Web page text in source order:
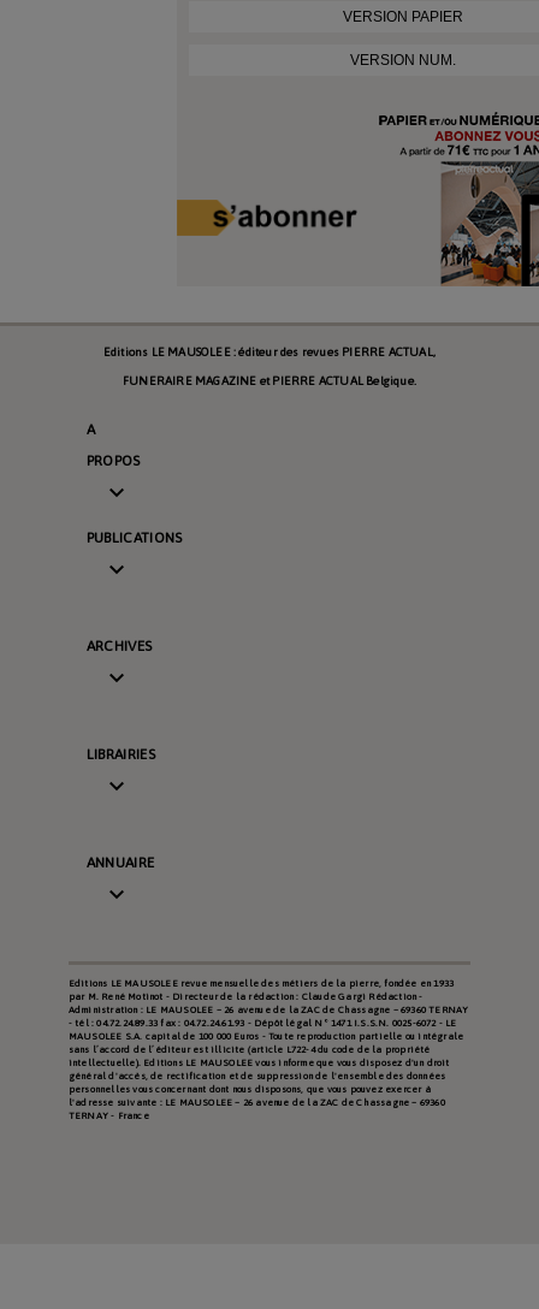
VERSION PAPIER
VERSION NUM.
Editions LE MAUSOLEE : éditeur des revues PIERRE ACTUAL,
FUNERAIRE MAGAZINE et PIERRE ACTUAL Belgique.
A
PROPOS

PUBLICATIONS

ARCHIVES

LIBRAIRIES

ANNUAIRE

Editions LE MAUSOLEE revue mensuelle des métiers de la pierre, fondée en 1933
par M. René Motinot - Directeur de la rédaction : Claude Gargi Rédaction -
Administration : LE MAUSOLEE – 26 avenue de la ZAC de Chassagne – 69360 TERNAY
- tél : 04.72.24.89.33 fax : 04.72.24.61.93 - Dépôt légal N° 1471 I.S.S.N. 0025-6072 - LE
MAUSOLEE S.A. capital de 100 000 Euros - Toute reproduction partielle ou intégrale
sans l’accord de l’éditeur est illicite (article L722-4 du code de la propriété
intellectuelle). Editions LE MAUSOLEE vous informe que vous disposez d'un droit
général d'accès, de rectification et de suppression de l'ensemble des données
personnelles vous concernant dont nous disposons, que vous pouvez exercer à
l'adresse suivante : LE MAUSOLEE – 26 avenue de la ZAC de Chassagne – 69360
TERNAY - France